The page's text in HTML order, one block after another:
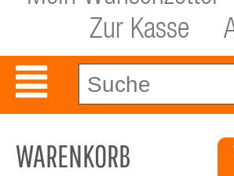
Zur Kasse
WARENKORB